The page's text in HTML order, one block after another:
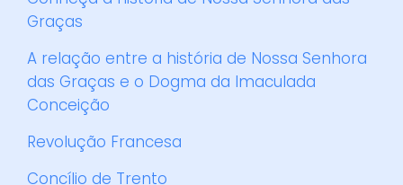
Graças
A relação entre a história de Nossa Senhora
das Graças e o Dogma da Imaculada
Conceição
Revolução Francesa
Concílio de Trento